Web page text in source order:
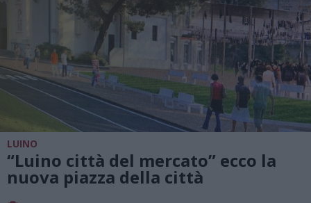
LUINO
“Luino città del mercato” ecco la
nuova piazza della città